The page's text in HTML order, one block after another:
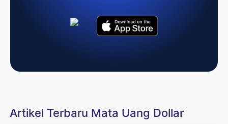
Artikel Terbaru Mata Uang Dollar